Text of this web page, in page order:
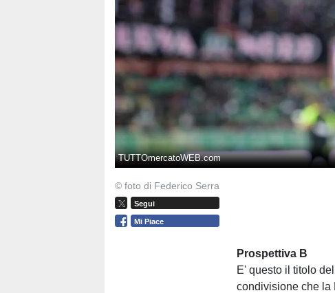
TUTTOmercatoWEB.com
© foto di Federico Serra
Segui
Mi Piace
Prospettiva B
E' questo il titolo
condivisione che la